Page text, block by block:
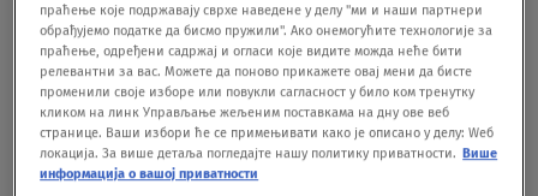
Ratka Jovanović nestala Foto:Privatna arhiva/Društvene mreže | Ratka
Jovanović nestala Foto:Privatna arhiva/Društvene mreže
Međutim, od tada nije bilo nikakvih informacija o
njenoj sudbini.
праћење које подржавају сврхе наведене у делу "ми и наши партнери
обрађујемо податке да бисмо пружили". Ако онемогућите технологије за
праћење, одређени садржај и огласи које видите можда неће бити
релевантни за вас. Можете да поново прикажете овај мени да бисте
променили своје изборе или повукли сагласност у било ком тренутку
кликом на линк Управљање жељеним поставкама на дну ове веб
странице. Ваши избори ће се примењивати како је описано у делу: Wеб
локација. За више детаља погледајте нашу политику приватности. Више
информација о вашој приватности